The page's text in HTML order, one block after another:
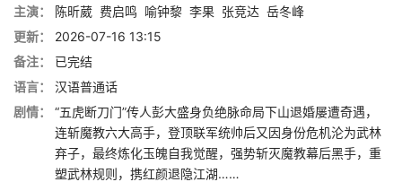
主演：
陈昕葳 费启鸣 喻钟黎 李果 张竞达 岳冬峰
更新：
2026-07-16 13:15
备注：
已完结
语言：
汉语普通话
剧情：
“五虎断刀门”传人彭大盛身负绝脉命局下山退婚屡遭奇遇，
连斩魔教六大高手，登顶联军统帅后又因身份危机沦为武林
弃子，最终炼化玉魄自我觉醒，强势斩灭魔教幕后黑手，重
塑武林规则，携红颜退隐江湖……